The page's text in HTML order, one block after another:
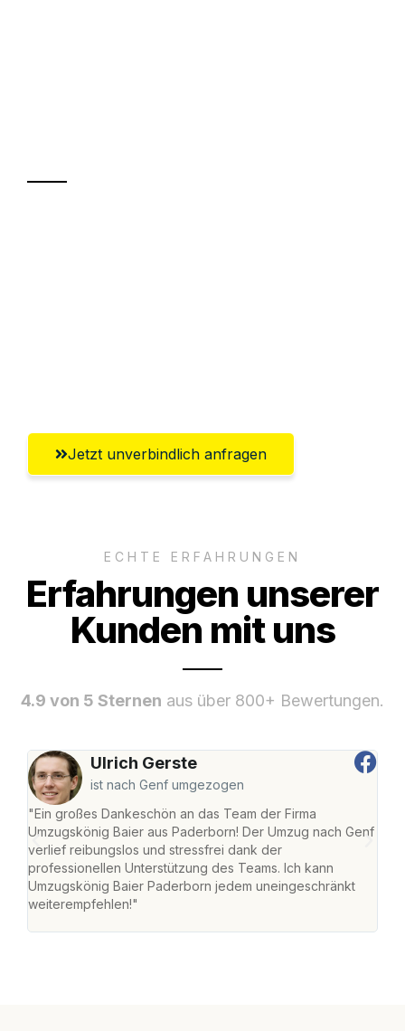
Jetzt unverbindlich anfragen
ECHTE ERFAHRUNGEN
Erfahrungen unserer
Kunden mit uns
4.9 von 5 Sternen aus über 800+ Bewertungen.
Ulrich Gerste
ist nach Genf umgezogen
"Ein großes Dankeschön an das Team der Firma
Umzugskönig Baier aus Paderborn! Der Umzug nach Genf
verlief reibungslos und stressfrei dank der
professionellen Unterstützung des Teams. Ich kann
Umzugskönig Baier Paderborn jedem uneingeschränkt
weiterempfehlen!"